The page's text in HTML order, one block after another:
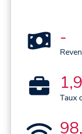
-
Taux